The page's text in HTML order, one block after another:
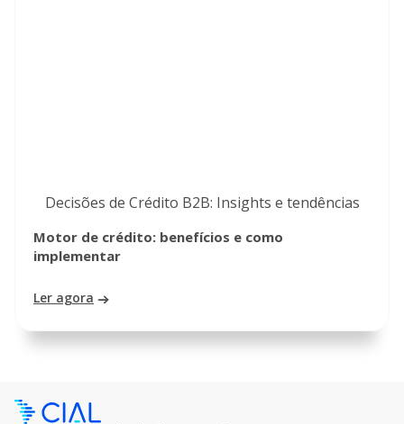
Decisões de Crédito B2B: Insights e tendências
Motor de crédito: benefícios e como
implementar
Ler agora